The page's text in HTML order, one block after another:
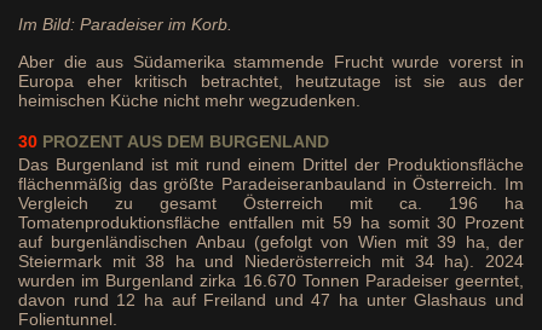
Im Bild: Paradeiser im Korb.
Aber die aus Südamerika stammende Frucht wurde vorerst in
Europa eher kritisch betrachtet, heutzutage ist sie aus der
heimischen Küche nicht mehr wegzudenken.
30 PROZENT AUS DEM BURGENLAND
Das Burgenland ist mit rund einem Drittel der Produktionsfläche
flächenmäßig das größte Paradeiseranbauland in Österreich. Im
Vergleich zu gesamt Österreich mit ca. 196 ha
Tomatenproduktionsfläche entfallen mit 59 ha somit 30 Prozent
auf burgenländischen Anbau (gefolgt von Wien mit 39 ha, der
Steiermark mit 38 ha und Niederösterreich mit 34 ha). 2024
wurden im Burgenland zirka 16.670 Tonnen Paradeiser geerntet,
davon rund 12 ha auf Freiland und 47 ha unter Glashaus und
Folientunnel.